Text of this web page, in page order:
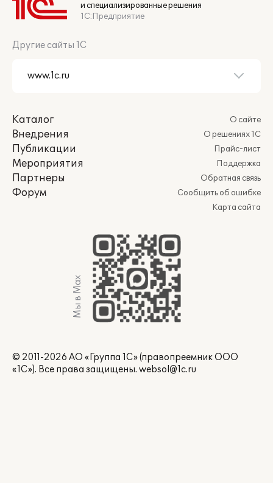
и специализированные решения
1С:Предприятие
Другие сайты 1С
Каталог
Внедрения
Публикации
Мероприятия
Партнеры
Форум
О сайте
О решениях 1С
Прайс-лист
Поддержка
Обратная связь
Сообщить об ошибке
Карта сайта
Мы в Max
© 2011-2026 АО «Группа 1С» (правопреемник ООО
«1С»). Все права защищены. websol@1c.ru